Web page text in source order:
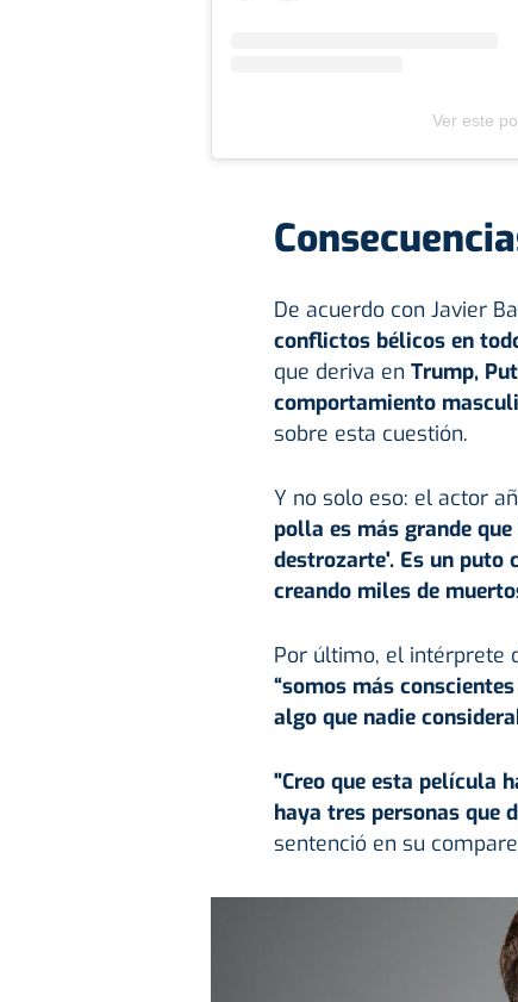
Ver este
De acuerdo con Javier
conflictos bélicos en
que deriva en Trump,
comportamiento
sobre esta cuestión.
Y no solo eso: el actor
polla es más grande
destrozarte'. Es un puto
creando miles de
Por último, el intérprete
“somos más
algo que nadie
"Creo que esta película
haya tres personas que
sentenció en su